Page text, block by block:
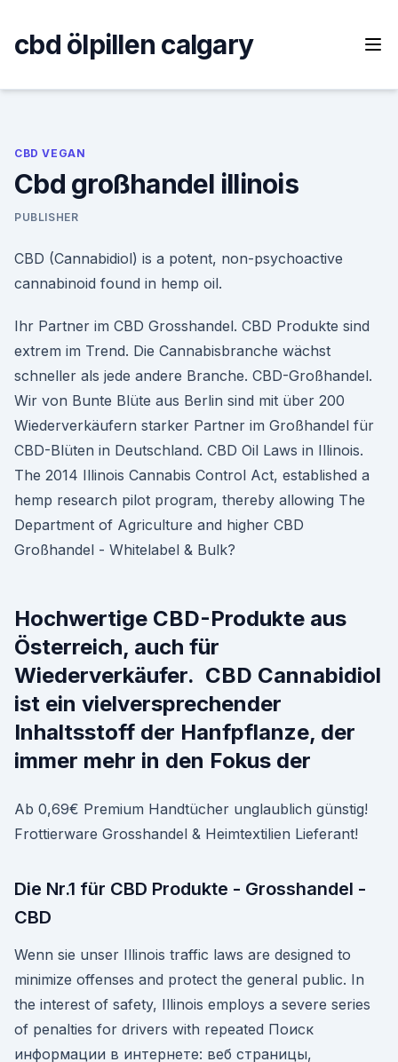
content
cbd ölpillen calgary
CBD VEGAN
Cbd großhandel illinois
PUBLISHER
CBD (Cannabidiol) is a potent, non-psychoactive
cannabinoid found in hemp oil.
Ihr Partner im CBD Grosshandel. CBD Produkte sind
extrem im Trend. Die Cannabisbranche wächst
schneller als jede andere Branche. CBD-Großhandel.
Wir von Bunte Blüte aus Berlin sind mit über 200
Wiederverkäufern starker Partner im Großhandel für
CBD-Blüten in Deutschland. CBD Oil Laws in Illinois.
The 2014 Illinois Cannabis Control Act, established a
hemp research pilot program, thereby allowing The
Department of Agriculture and higher CBD
Großhandel - Whitelabel & Bulk?
Hochwertige CBD-Produkte aus
Österreich, auch für
Wiederverkäufer. CBD Cannabidiol
ist ein vielversprechender
Inhaltsstoff der Hanfpflanze, der
immer mehr in den Fokus der
Ab 0,69€ Premium Handtücher unglaublich günstig!
Frottierware Grosshandel & Heimtextilien Lieferant!
Die Nr.1 für CBD Produkte - Grosshandel -
CBD
Wenn sie unser Illinois traffic laws are designed to
minimize offenses and protect the general public. In
the interest of safety, Illinois employs a severe series
of penalties for drivers with repeated Поиск
информации в интернете: веб страницы,